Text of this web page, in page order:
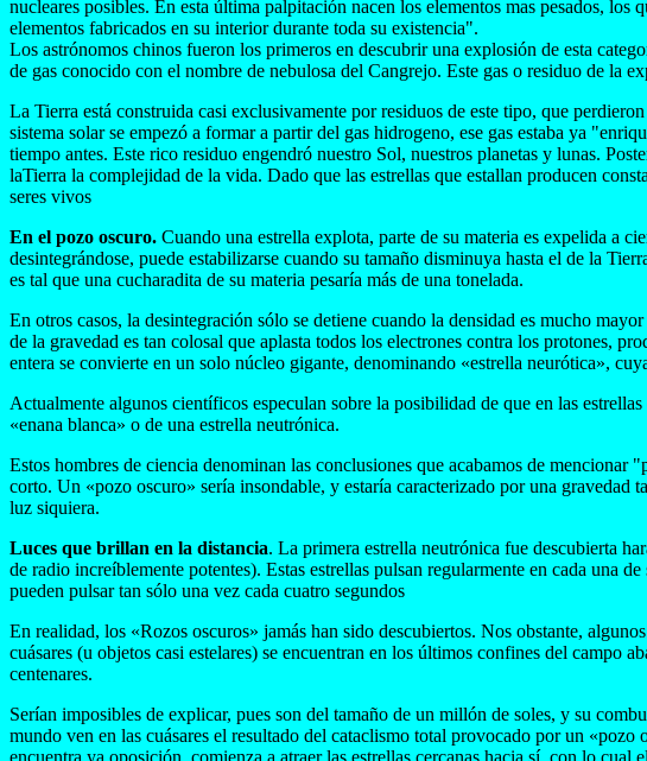
nucleares posibles. En esta última palpitación nacen los elementos mas pesados,
elementos fabricados en su interior durante toda su existencia".
Los astrónomos chinos fueron los primeros en descubrir una explosión de esta
de gas conocido con el nombre de nebulosa del Cangrejo. Este gas o residuo de la
La Tierra está construida casi exclusivamente por residuos de este tipo, que
sistema solar se empezó a formar a partir del gas hidrogeno, ese gas estaba ya
tiempo antes. Este rico residuo engendró nuestro Sol, nuestros planetas y lunas.
laTierra la complejidad de la vida. Dado que las estrellas que estallan producen
seres vivos
En el pozo oscuro. Cuando una estrella explota, parte de su materia es expelida a
desintegrándose, puede estabilizarse cuando su tamaño disminuya hasta el de la
es tal que una cucharadita de su materia pesaría más de una tonelada.
En otros casos, la desintegración sólo se detiene cuando la densidad es mucho
de la gravedad es tan colosal que aplasta todos los electrones contra los protones,
entera se convierte en un solo núcleo gigante, denominando «estrella neurótica»,
Actualmente algunos científicos especulan sobre la posibilidad de que en las
«enana blanca» o de una estrella neutrónica.
Estos hombres de ciencia denominan las conclusiones que acabamos de
corto. Un «pozo oscuro» sería insondable, y estaría caracterizado por una
luz siquiera.
Luces que brillan en la distancia. La primera estrella neutrónica fue descubierta
de radio increíblemente potentes). Estas estrellas pulsan regularmente en cada una
pueden pulsar tan sólo una vez cada cuatro segundos
En realidad, los «Rozos oscuros» jamás han sido descubiertos. Nos obstante,
cuásares (u objetos casi estelares) se encuentran en los últimos confines del campo
centenares.
Serían imposibles de explicar, pues son del tamaño de un millón de soles, y su
mundo ven en las cuásares el resultado del cataclismo total provocado por un
encuentra ya oposición, comienza a atraer las estrellas cercanas hacia sí, con lo